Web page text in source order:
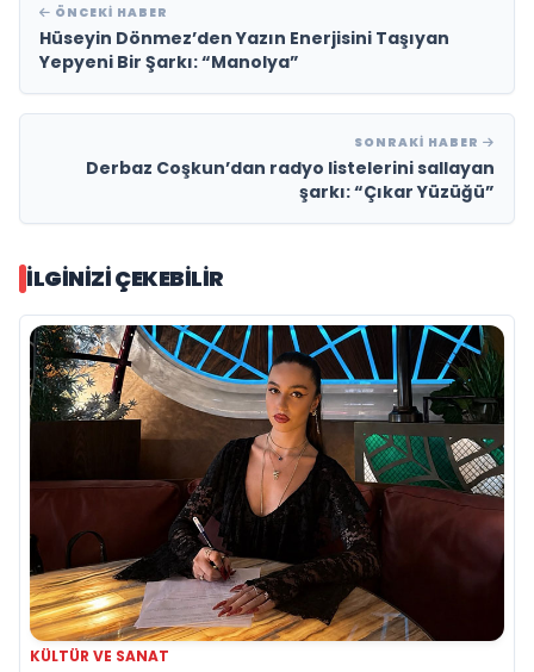
ÖNCEKI HABER
Hüseyin Dönmez’den Yazın Enerjisini Taşıyan
Yepyeni Bir Şarkı: “Manolya”
SONRAKI HABER
Derbaz Coşkun’dan radyo listelerini sallayan
şarkı: “Çıkar Yüzüğü”
İLGINIZI ÇEKEBILIR
KÜLTÜR VE SANAT